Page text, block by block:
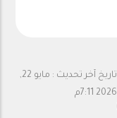
تاريخ آخر تحديث :
مايو 22,
2026 7:11م